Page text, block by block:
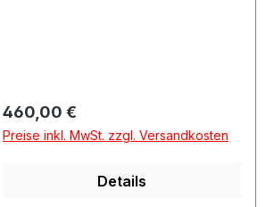
Regulärer Preis:
460,00 €
Preise inkl. MwSt. zzgl. Versandkosten
Details